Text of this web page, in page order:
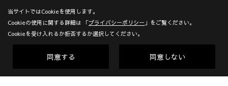
＜営業時間＞9:00～18:00
＜定休日＞年末年始、GW、夏期他
対応エリア：尾道市 | 福山市 | 三原市
創業：1953年
建設業許可（一般） 広島県知事(般-7)第14546号 | 宅地建物取
当サイトではCookieを使用します。
Cookieの使用に関する詳細は 「プライバシーポリシー 」をご覧ください。
Cookieを受け入れるか拒否するか選択してください。
同意する 同意しない